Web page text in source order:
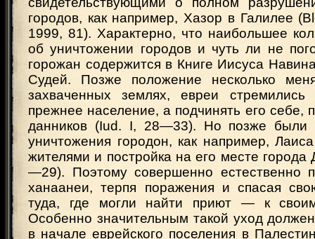
городов, как например, Хазор в Галилее
1999, 81). Характерно, что наибольшее
об уничтожении городов и чуть ли не
горожан содержится в Книге Иисуса
Судей. Позже положение несколько
захваченных землях, евреи
прежнее население, а подчинять его себе,
данников (Iud. I, 28—33). Но позже были
уничтожения городон, как например,
жителями и постройка на его месте города
—29). Поэтому совершенно естественно
ханаанеи, терпя поражения и спасая
туда, где могли найти приют — к
Особенно значительным такой уход
в начале еврейского поселения в